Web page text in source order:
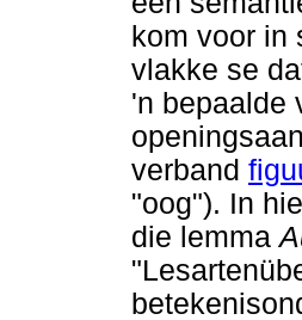
kom voor in
vlakke se
'n bepaalde
verband
"oog"). In
die lemma